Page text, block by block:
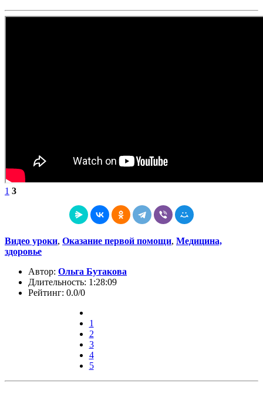
1 3
Видео уроки, Оказание первой помощи, Медицина,
здоровье
Автор: Ольга Бутакова
Длительность: 1:28:09
Рейтинг: 0.0/0
1
2
3
4
5